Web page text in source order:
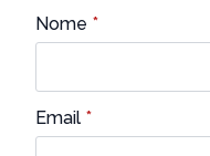
Nome *
Email *